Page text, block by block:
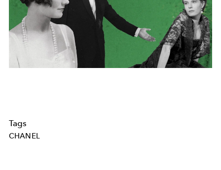
Tags
CHANEL